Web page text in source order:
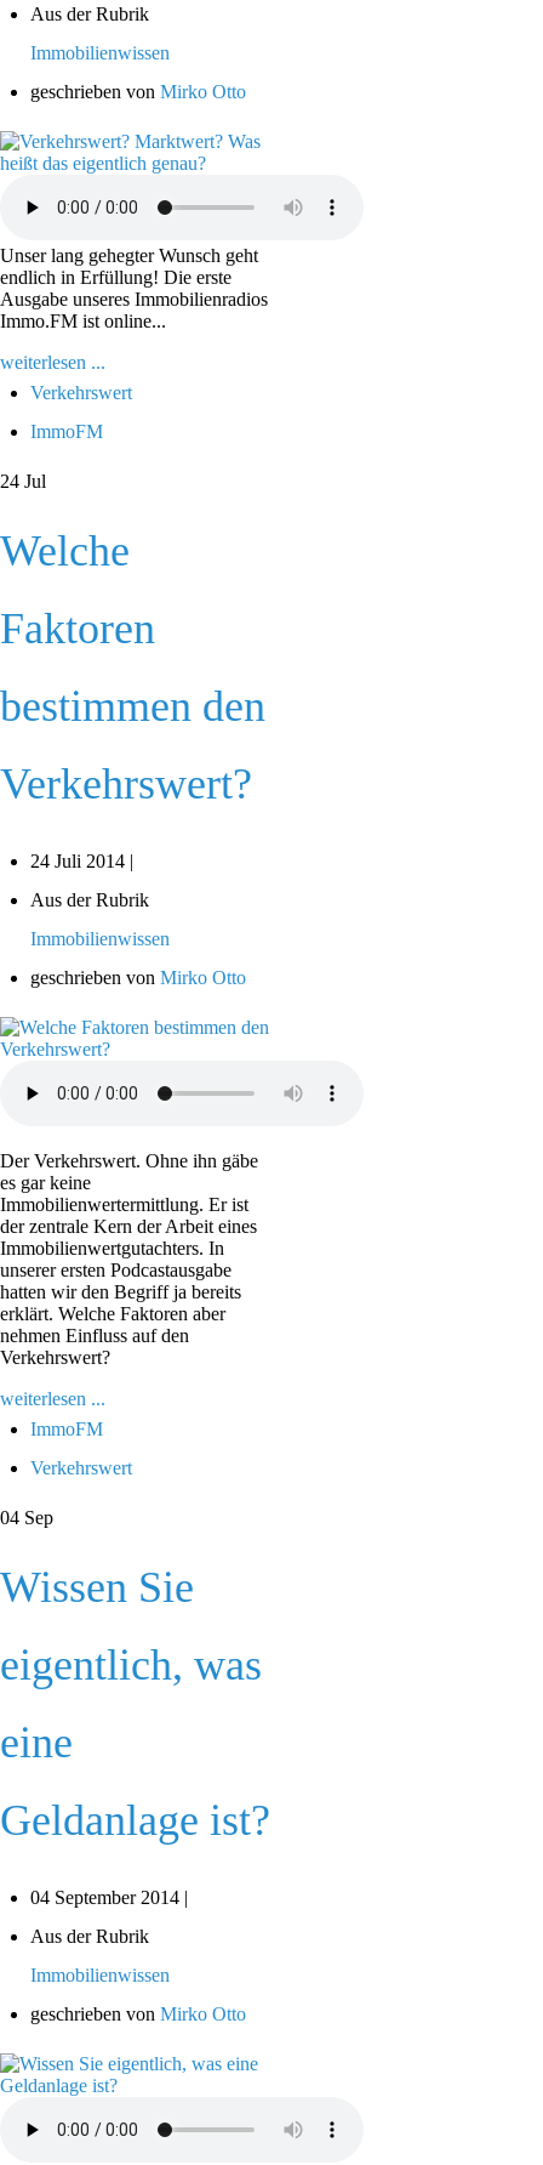
Aus der Rubrik
Immobilienwissen
geschrieben von Mirko Otto
Unser lang gehegter Wunsch geht
endlich in Erfüllung! Die erste
Ausgabe unseres Immobilienradios
Immo.FM ist online...
weiterlesen ...
Verkehrswert
ImmoFM
24 Jul
Welche
Faktoren
bestimmen den
Verkehrswert?
24 Juli 2014 |
Aus der Rubrik
Immobilienwissen
geschrieben von Mirko Otto
Der Verkehrswert. Ohne ihn gäbe
es gar keine
Immobilienwertermittlung. Er ist
der zentrale Kern der Arbeit eines
Immobilienwertgutachters. In
unserer ersten Podcastausgabe
hatten wir den Begriff ja bereits
erklärt. Welche Faktoren aber
nehmen Einfluss auf den
Verkehrswert?
weiterlesen ...
ImmoFM
Verkehrswert
04 Sep
Wissen Sie
eigentlich, was
eine
Geldanlage ist?
04 September 2014 |
Aus der Rubrik
Immobilienwissen
geschrieben von Mirko Otto